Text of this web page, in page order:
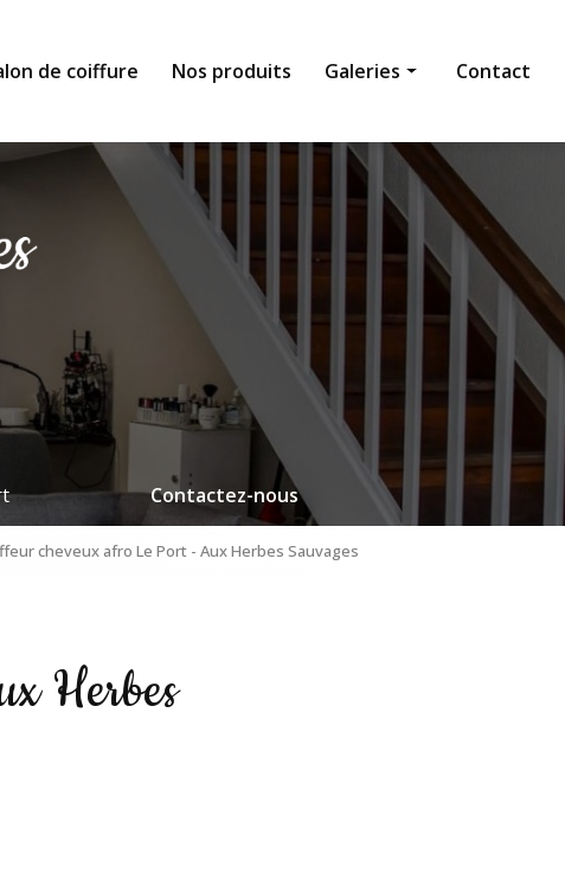
de coiffure Nos produits Galeries
Institut de beauté
Salon de coiffure
Nos produits
Contact
Contactez-nous
cheveux afro Le Port - Aux Herbes Sauvages
Herbes